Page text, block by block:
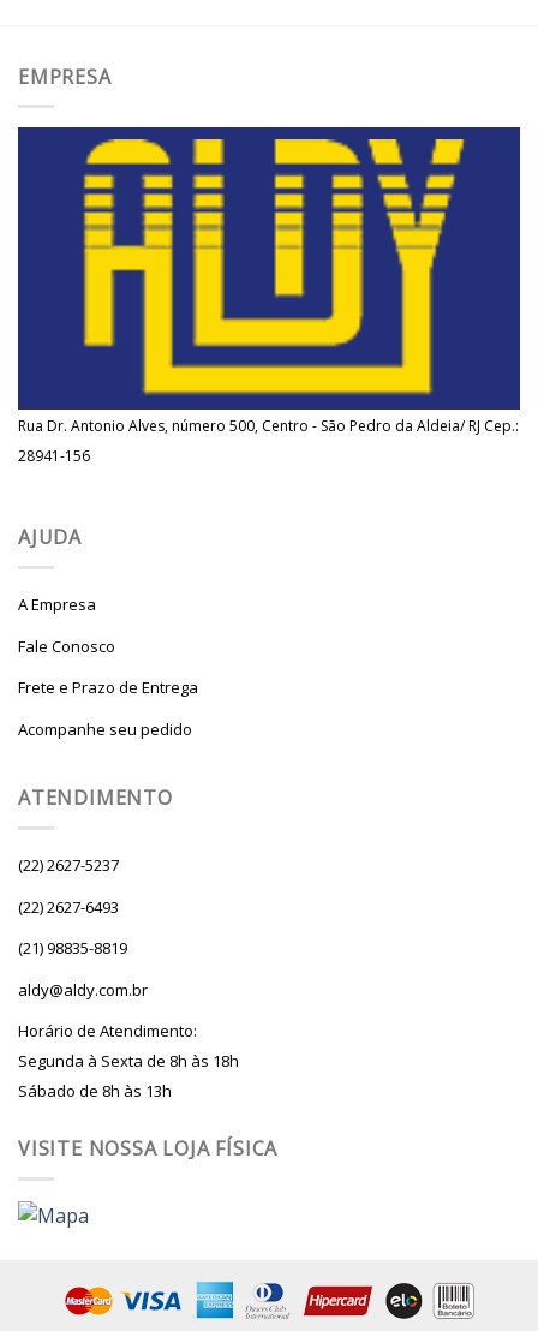
EMPRESA
Rua Dr. Antonio Alves, número 500, Centro - São Pedro da Aldeia/ RJ Cep.:
28941-156
AJUDA
A Empresa
Fale Conosco
Frete e Prazo de Entrega
Acompanhe seu pedido
ATENDIMENTO
(22) 2627-5237
(22) 2627-6493
(21) 98835-8819
aldy@aldy.com.br
Horário de Atendimento:
Segunda à Sexta de 8h às 18h
Sábado de 8h às 13h
VISITE NOSSA LOJA FÍSICA